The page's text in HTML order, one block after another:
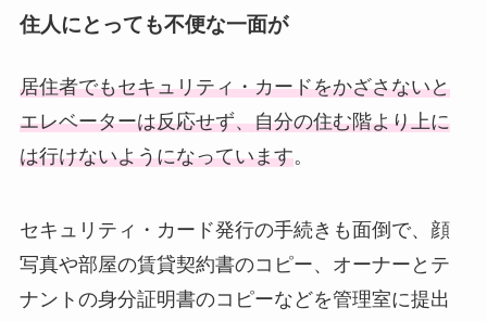
住人にとっても不便な一面が
居住者でもセキュリティ・カードをかざさないと
エレベーターは反応せず、自分の住む階より上に
は行けないようになっています。
セキュリティ・カード発行の手続きも面倒で、顔
写真や部屋の賃貸契約書のコピー、オーナーとテ
ナントの身分証明書のコピーなどを管理室に提出